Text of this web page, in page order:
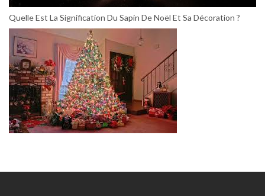
Quelle Est La Signification Du Sapin De Noël Et Sa Décoration ?